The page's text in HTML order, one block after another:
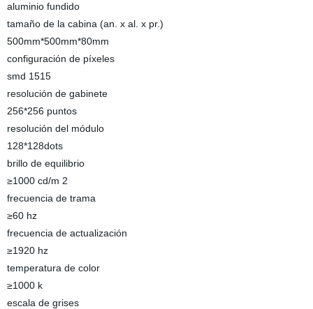
aluminio fundido
tamaño de la cabina (an. x al. x pr.)
500mm*500mm*80mm
configuración de píxeles
smd 1515
resolución de gabinete
256*256 puntos
resolución del módulo
128*128dots
brillo de equilibrio
≥1000 cd/m 2
frecuencia de trama
≥60 hz
frecuencia de actualización
≥1920 hz
temperatura de color
≥1000 k
escala de grises